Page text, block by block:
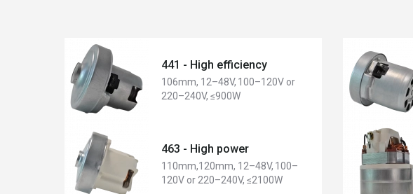
441 - High efficiency
106mm, 12–48V, 100–120V or
220–240V, ≤900W
463 - High power
110mm,120mm, 12–48V, 100–
120V or 220–240V, ≤2100W